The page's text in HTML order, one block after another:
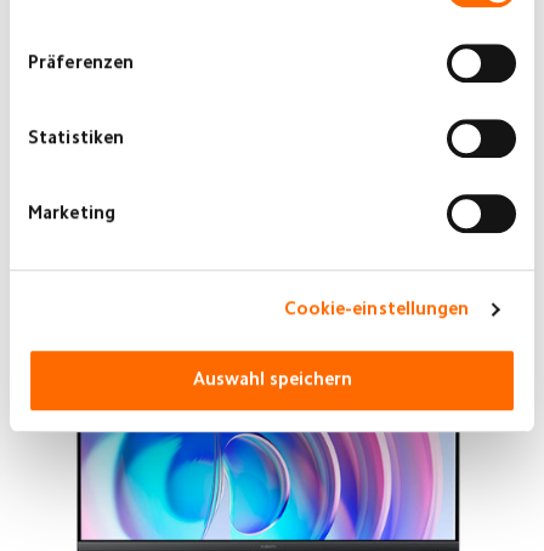
Präferenzen
Statistiken
Marketing
Cookie-einstellungen
Auswahl speichern